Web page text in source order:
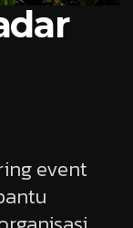
event